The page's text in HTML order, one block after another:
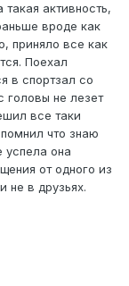
активность,
вроде как
приняло все как
Поехал
в спортзал со
головы не лезет
все таки
что знаю
успела она
от одного из
не в друзьях.